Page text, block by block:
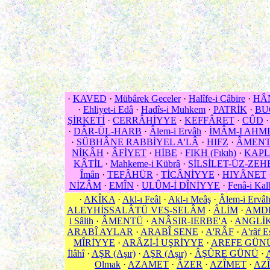
· KAVED · Mübârek Geceler· Halîfe-i Câbire·
· Ehliyet-i Edâ · Hadîs-i Muhkem · PATRİK ·
ŞİRKETİ · CERRÂHİYYE · KEFFÂRET · CÛD
· DÂR-ÜL-HARB · Âlem-i Ervâh · İMÂM-I
· SÜBHÂNE RABBİYEL A'LÂ · HIFZ ·
NİKÂH · ÂFİYET · HİBE · FIKH (Fıkıh) ·
KÂTİL · Mahkeme-i Kübrâ · SİLSİLET-ÜZ-
Îmân · TEFÂHÜR · TİCÂNİYYE · HIYÂNET
NİZÂM · EMÎN · ULÛM-İ DÎNİYYE · Fenâ-i
· AKÎKA · Akl-ı Feâl · Akl-ı Meâş · Âlem-i Ervâh
ALEYHİSSALÂTÜ VES-SELÂM· ÂLİM·
i Sâlih · ÂMENTÜ · ANÂSIR-IERBE'A ·
ARABÎ AYLAR · ARABÎ SENE · A'RÂF · A'râf
MÎRİYYE · ARÂZİ-İ UŞRİYYE · AREFE
İlâhî· AŞR (Aşır)· AŞR (Aşır)· ÂŞÛRE GÜNÜ·
Olmak · AZAMET · ÂZER · AZÎMET ·